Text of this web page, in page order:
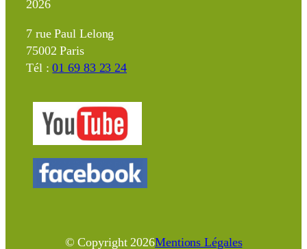
2026
7 rue Paul Lelong
75002 Paris
Tél :01 69 83 23 24
© Copyright 2026Mentions Légales